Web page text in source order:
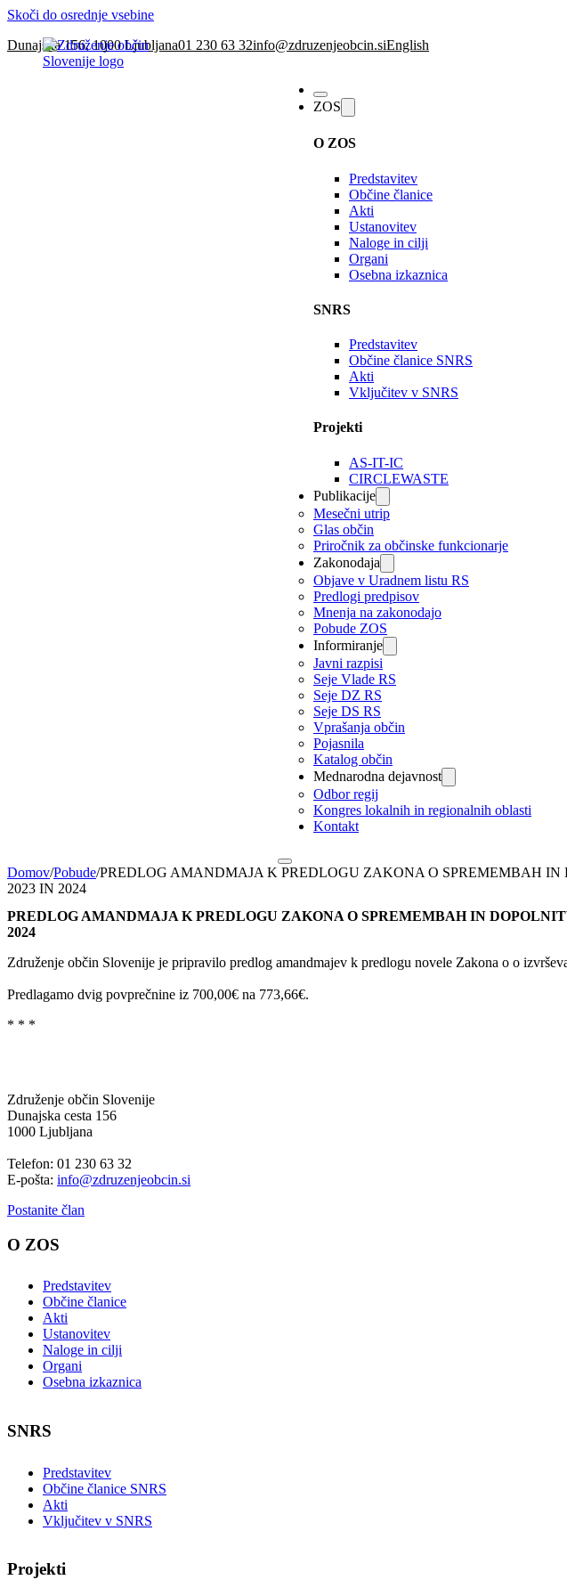
Skoči do osrednje vsebine
Dunajska 156, 1000 Ljubljana01 230 63 32info@zdruzenjeobcin.siEnglish
ZOS
O ZOS
Predstavitev
Občine članice
Akti
Ustanovitev
Naloge in cilji
Organi
Osebna izkaznica
SNRS
Predstavitev
Občine članice SNRS
Akti
Vključitev v SNRS
Projekti
AS-IT-IC
CIRCLEWASTE
Publikacije
Mesečni utrip
Glas občin
Priročnik za občinske funkcionarje
Zakonodaja
Objave v Uradnem listu RS
Predlogi predpisov
Mnenja na zakonodajo
Pobude ZOS
Informiranje
Javni razpisi
Seje Vlade RS
Seje DZ RS
Seje DS RS
Vprašanja občin
Pojasnila
Katalog občin
Mednarodna dejavnost
Odbor regij
Kongres lokalnih in regionalnih oblasti
Kontakt
Domov/Pobude/PREDLOG AMANDMAJA K PREDLOGU ZAKONA O SPREMEMBAH
2023 IN 2024
PREDLOG AMANDMAJA K PREDLOGU ZAKONA O SPREMEMBAH IN
2024
Združenje občin Slovenije je pripravilo predlog amandmajev k predlogu novele Zakona o o
Predlagamo dvig povprečnine iz 700,00€ na 773,66€.
* * *
Združenje občin Slovenije
Dunajska cesta 156
1000 Ljubljana
Telefon: 01 230 63 32
E-pošta: info@zdruzenjeobcin.si
Postanite član
O ZOS
Predstavitev
Občine članice
Akti
Ustanovitev
Naloge in cilji
Organi
Osebna izkaznica
SNRS
Predstavitev
Občine članice SNRS
Akti
Vključitev v SNRS
Projekti